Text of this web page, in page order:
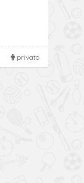
privato